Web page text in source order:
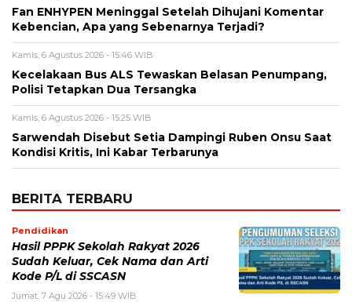
Fan ENHYPEN Meninggal Setelah Dihujani Komentar
Kebencian, Apa yang Sebenarnya Terjadi?
Kamis, 6 Agustus 2026 - 15:46 WIB
Kecelakaan Bus ALS Tewaskan Belasan Penumpang,
Polisi Tetapkan Dua Tersangka
Kamis, 6 Agustus 2026 - 15:25 WIB
Sarwendah Disebut Setia Dampingi Ruben Onsu Saat
Kondisi Kritis, Ini Kabar Terbarunya
BERITA TERBARU
Pendidikan
Hasil PPPK Sekolah Rakyat 2026
Sudah Keluar, Cek Nama dan Arti
Kode P/L di SSCASN
Jumat, 7 Agu 2026 - 15:49 WIB